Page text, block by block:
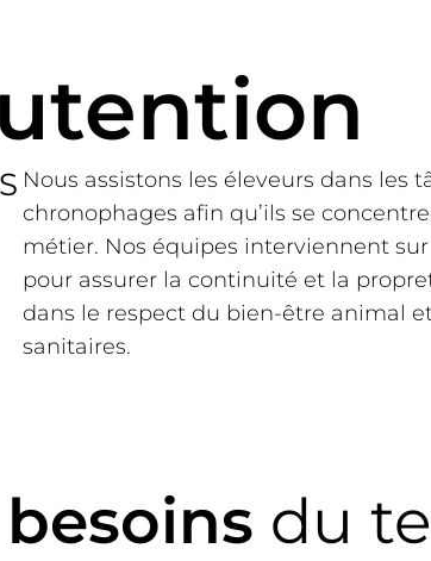
Nous assistons les éleveurs dans les
chronophages afin qu’ils se
métier. Nos équipes interviennent
pour assurer la continuité et la
dans le respect du bien-être animal
sanitaires.
du